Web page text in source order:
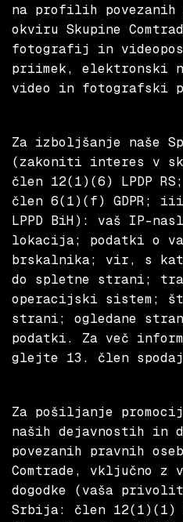
na profilih povezanih
okviru Skupine
fotografij in
priimek, elektronski
video in fotografski
Za izboljšanje naše
(zakoniti interes v
člen 12(1)(6) LPDP
člen 6(1)(f) GDPR;
LPPD BiH): vaš IP-
lokacija; podatki o
brskalnika; vir, s
do spletne strani;
operacijski sistem;
strani; ogledane
podatki. Za več
glejte 13. člen
Za pošiljanje
naših dejavnostih in
povezanih pravnih
Comtrade, vključno z
dogodke (vaša
Srbija: člen 12(1)(1)